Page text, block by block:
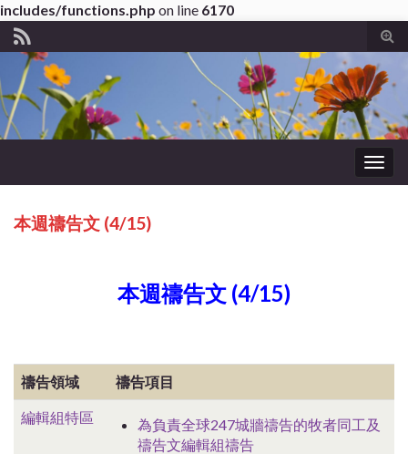
includes/functions.php on line 6170
本週禱告文 (4/15)
本週禱告文 (4/15)
禱告領域 禱告項目
編輯組特區
為負責全球247城牆禱告的牧者同工及
禱告文編輯組禱告